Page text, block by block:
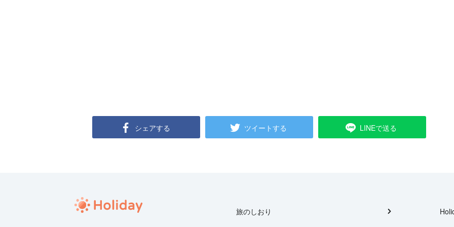
シェアする ツイートする LINEで送る
旅のしおり